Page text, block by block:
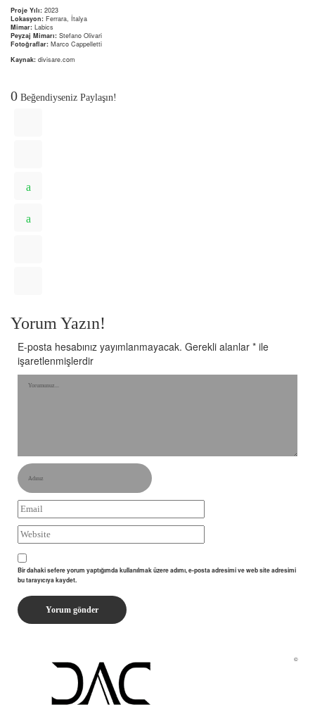
Proje Yılı: 2023
Lokasyon: Ferrara, İtalya
Mimar: Labics
Peyzaj Mimarı: Stefano Olivari
Fotoğraflar: Marco Cappelletti
Kaynak: divisare.com
0 Beğendiyseniz Paylaşın!
Yorum Yazın!
E-posta hesabınız yayımlanmayacak. Gerekli alanlar * ile
işaretlenmişlerdir
Bir dahaki sefere yorum yaptığımda kullanılmak üzere adımı, e-posta adresimi ve web site adresimi
bu tarayıcıya kaydet.
©